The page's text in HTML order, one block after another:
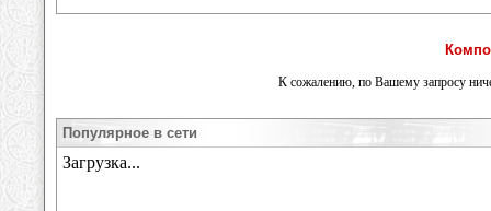
К сожалению, по Вашему запросу
Популярное в сети